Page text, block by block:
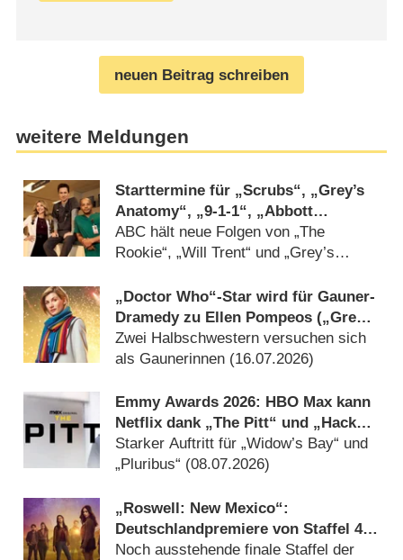
neuen Beitrag schreiben
weitere Meldungen
Starttermine für „Scrubs“, „Grey’s
Anatomy“, „9-1-1“, „Abbott
Elementary“ und mehr verkündet
ABC hält neue Folgen von „The
Rookie“, „Will Trent“ und „Grey’s
(28.07.2026)
„Doctor Who“-Star wird für Gauner-
Dramedy zu Ellen Pompeos („Grey’s
Anatomy“) Serienschwester
Zwei Halbschwestern versuchen sich
als Gaunerinnen (16.07.2026)
Emmy Awards 2026: HBO Max kann
Netflix dank „The Pitt“ und „Hacks“
auf Abstand halten
Starker Auftritt für „Widow’s Bay“ und
„Pluribus“ (08.07.2026)
„Roswell: New Mexico“:
Deutschlandpremiere von Staffel 4
wird tief in der Nacht versteckt
Noch ausstehende finale Staffel der